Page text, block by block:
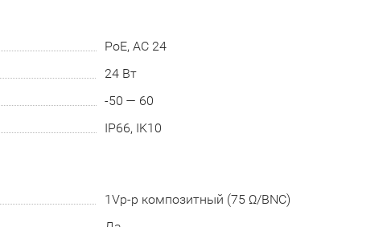
PoE, AC 24
24 Вт
-50 — 60
IP66, IK10
1Vp-p композитный (75 Ω/BNC)